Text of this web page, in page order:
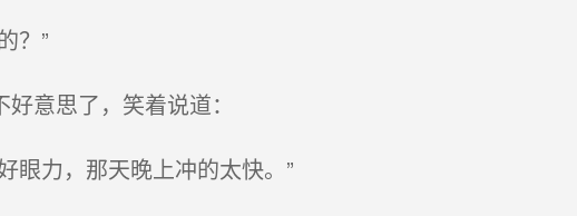
？”
意思了，笑着说道：
眼力，那天晚上冲的太快。”